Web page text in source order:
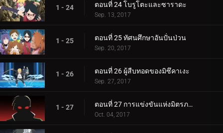
1 - 24 ตอนที่ 24 โบรูโตะและซาราดะ
Sep. 13, 2017
1 - 25 ตอนที่ 25 ทัศนศึกษาอันปั่นป่วน
Sep. 20, 2017
1 - 26 ตอนที่ 26 ผู้สืบทอดของมิซึคาเงะ
Sep. 27, 2017
1 - 27 ตอนที่ 27 การแข่งขันแห่งมิตรภาพของชิโนบิ
Oct. 04, 2017